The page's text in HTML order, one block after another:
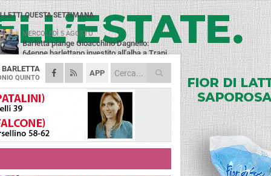
APP
BARLETTA
QUINTO
LETTI QUESTA SETTIMANA
MERCOLEDÌ 5 AGOSTO
Barletta piange Gioacchino Dagnello:
64enne barlettano investito all'alba a Trani
GIOVEDÌ 6 AGOSTO
Il ricordo di "Cecco", il benzinaio col
sorriso: «Contava i giorni che lo
dalla pensione»
MERCOLEDÌ 5 AGOSTO
Jova Summer Party, giovedì mattina
sopralluogo nell'area dell'evento
DOMENICA 2 AGOSTO
Beni confiscati alla mafia. Nasce il servizio
VENERDÌ 7 AGOSTO